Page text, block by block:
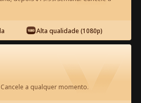
Grátis no App
Alta qualidade (1080p)
a qualquer momento.